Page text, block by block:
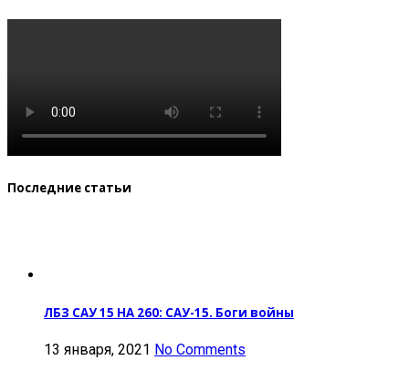
Последние статьи
ЛБЗ САУ 15 НА 260: САУ-15. Боги войны
13 января, 2021 No Comments